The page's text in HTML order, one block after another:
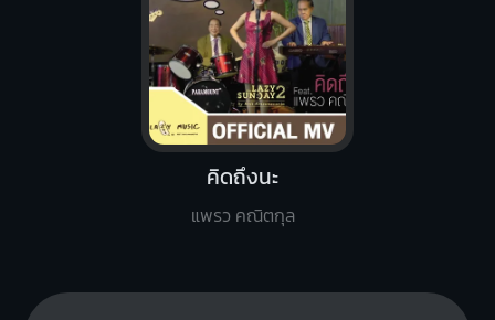
คิดถึงนะ
แพรว คณิตกุล